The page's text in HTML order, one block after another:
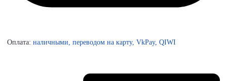
Оплата: наличными, переводом на карту, VkPay, QIWI